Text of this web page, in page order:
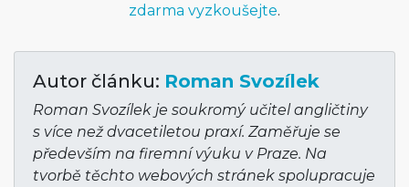
zdarma vyzkoušejte.
Autor článku: Roman Svozílek
Roman Svozílek je soukromý učitel angličtiny
s více než dvacetiletou praxí. Zaměřuje se
především na firemní výuku v Praze. Na
tvorbě těchto webových stránek spolupracuje